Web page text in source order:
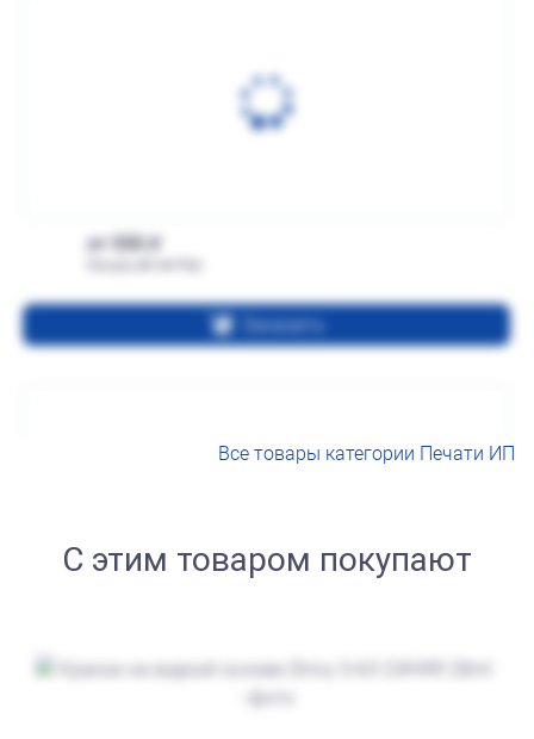
от 550
Заказать
Печать ИП № Р31
Все товары категории Печати ИП
С этим товаром покупают